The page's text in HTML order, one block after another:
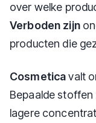
over welke
Verboden zijn
producten die
Cosmeticavalt
Bepaalde stoffen
lagere